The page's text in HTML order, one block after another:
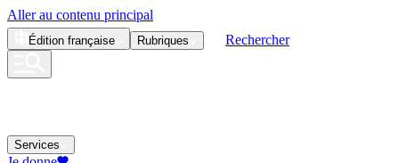
Aller au contenu principal
Édition française Rubriques Rechercher
Services